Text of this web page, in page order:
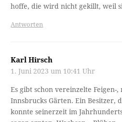
hoffe, die wird nicht gekillt, weil
Antworten
Karl Hirsch
1. Juni 2023 um 10:41 Uhr
Es gibt schon vereinzelte Feigen-
Innsbrucks Gärten. Ein Besitzer,
konnte seinerzeit im